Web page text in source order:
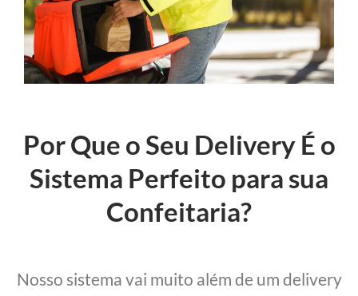
Por Que o Seu Delivery É o
Sistema Perfeito para sua
Confeitaria?
Nosso sistema vai muito além de um delivery